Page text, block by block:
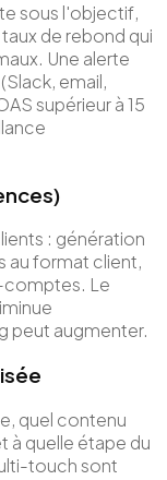
sous l'objectif,
de rebond qui
Une alerte
email,
supérieur à 15
: génération
au format client,
comptes. Le
peut augmenter.
quel contenu
à quelle étape du
touch sont